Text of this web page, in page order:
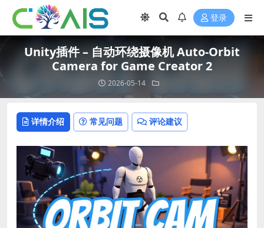
登录
Unity插件 – 自动环绕摄像机 Auto-Orbit
Camera for Game Creator 2
2026-05-14
详情介绍 常见问题 评论建议